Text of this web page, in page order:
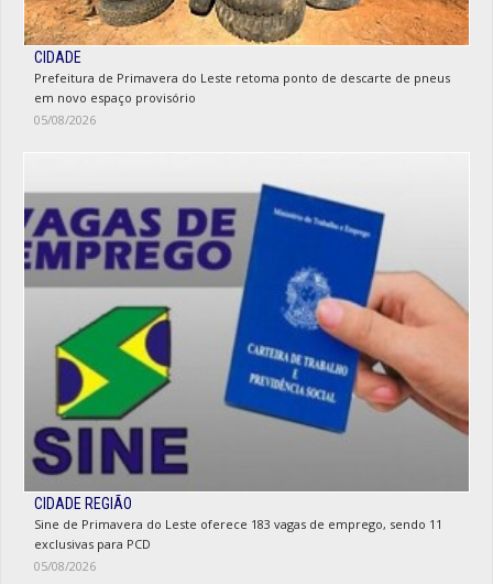
CIDADE
Prefeitura de Primavera do Leste retoma ponto de descarte de pneus
em novo espaço provisório
05/08/2026
CIDADE REGIÃO
Sine de Primavera do Leste oferece 183 vagas de emprego, sendo 11
exclusivas para PCD
05/08/2026